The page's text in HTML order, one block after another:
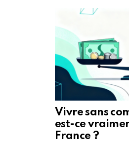
Vivre sans
est-ce
France ?